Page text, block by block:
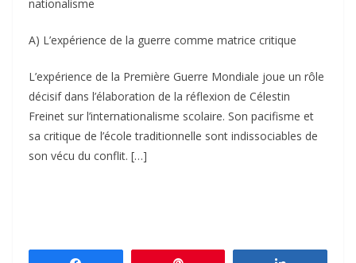
nationalisme
A) L’expérience de la guerre comme matrice critique
L’expérience de la Première Guerre Mondiale joue un rôle
décisif dans l’élaboration de la réflexion de Célestin
Freinet sur l’internationalisme scolaire. Son pacifisme et
sa critique de l’école traditionnelle sont indissociables de
son vécu du conflit. […]